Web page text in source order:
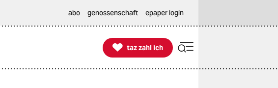
abo genossenschaft epaper login

taz zahl ich
taz zahl ich